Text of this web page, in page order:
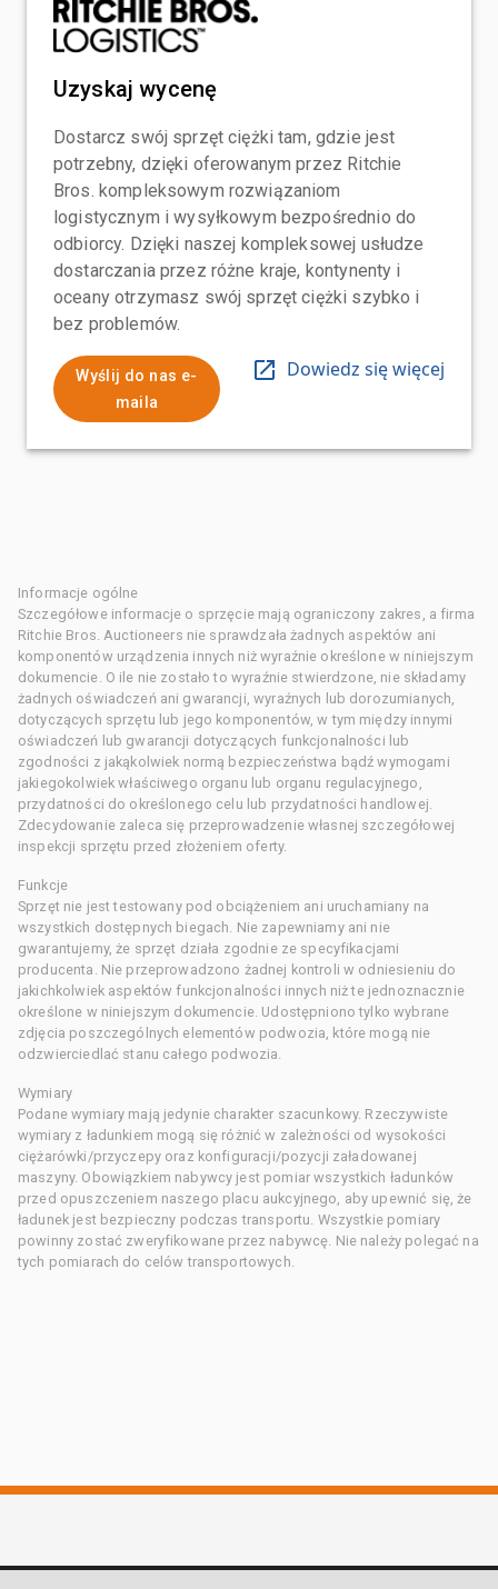
Uzyskaj wycenę
Dostarcz swój sprzęt ciężki tam, gdzie jest
potrzebny, dzięki oferowanym przez Ritchie
Bros. kompleksowym rozwiązaniom
logistycznym i wysyłkowym bezpośrednio do
odbiorcy. Dzięki naszej kompleksowej usłudze
dostarczania przez różne kraje, kontynenty i
oceany otrzymasz swój sprzęt ciężki szybko i
bez problemów.
Wyślij do nas e-
maila
Dowiedz się więcej
Informacje ogólne
Szczegółowe informacje o sprzęcie mają ograniczony zakres, a firma
Ritchie Bros. Auctioneers nie sprawdzała żadnych aspektów ani
komponentów urządzenia innych niż wyraźnie określone w niniejszym
dokumencie. O ile nie zostało to wyraźnie stwierdzone, nie składamy
żadnych oświadczeń ani gwarancji, wyraźnych lub dorozumianych,
dotyczących sprzętu lub jego komponentów, w tym między innymi
oświadczeń lub gwarancji dotyczących funkcjonalności lub
zgodności z jakąkolwiek normą bezpieczeństwa bądź wymogami
jakiegokolwiek właściwego organu lub organu regulacyjnego,
przydatności do określonego celu lub przydatności handlowej.
Zdecydowanie zaleca się przeprowadzenie własnej szczegółowej
inspekcji sprzętu przed złożeniem oferty.
Funkcje
Sprzęt nie jest testowany pod obciążeniem ani uruchamiany na
wszystkich dostępnych biegach. Nie zapewniamy ani nie
gwarantujemy, że sprzęt działa zgodnie ze specyfikacjami
producenta. Nie przeprowadzono żadnej kontroli w odniesieniu do
jakichkolwiek aspektów funkcjonalności innych niż te jednoznacznie
określone w niniejszym dokumencie. Udostępniono tylko wybrane
zdjęcia poszczególnych elementów podwozia, które mogą nie
odzwierciedlać stanu całego podwozia.
Wymiary
Podane wymiary mają jedynie charakter szacunkowy. Rzeczywiste
wymiary z ładunkiem mogą się różnić w zależności od wysokości
ciężarówki/przyczepy oraz konfiguracji/pozycji załadowanej
maszyny. Obowiązkiem nabywcy jest pomiar wszystkich ładunków
przed opuszczeniem naszego placu aukcyjnego, aby upewnić się, że
ładunek jest bezpieczny podczas transportu. Wszystkie pomiary
powinny zostać zweryfikowane przez nabywcę. Nie należy polegać na
tych pomiarach do celów transportowych.